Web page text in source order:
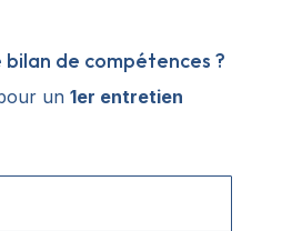
de compétences ?
un 1er entretien